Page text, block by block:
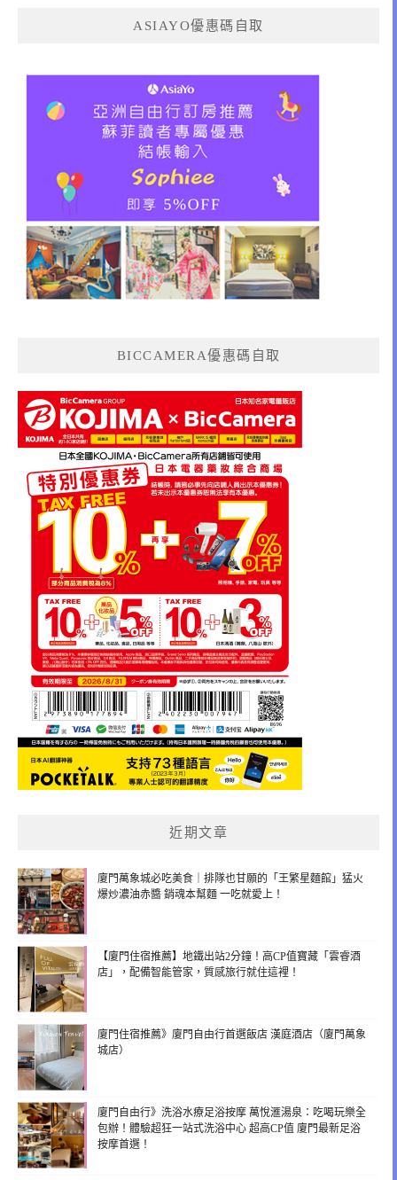
ASIAYO優惠碼自取
BICCAMERA優惠碼自取
近期文章
廈門萬象城必吃美食｜排隊也甘願的「王繁星麵館」猛火
爆炒濃油赤醬 銷魂本幫麵 一吃就愛上！
【廈門住宿推薦】地鐵出站2分鐘！高CP值寶藏「雲睿酒
店」，配備智能管家，質感旅行就住這裡！
廈門住宿推薦》廈門自由行首選飯店 漢庭酒店（廈門萬象
城店）
廈門自由行》洗浴水療足浴按摩 萬悅滙湯泉：吃喝玩樂全
包辦！體驗超狂一站式洗浴中心 超高CP值 廈門最新足浴
按摩首選！